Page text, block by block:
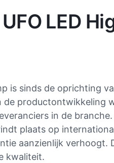
LED
is sinds de oprichting
productontwikkeling
in de
plaats op
aanzienlijk
kwaliteit.